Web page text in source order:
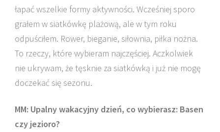
łapać wszelkie formy aktywności. Wcześniej sporo
grałem w siatkówkę plażową, ale w tym roku
odpuściłem. Rower, bieganie, siłownia, piłka nożna.
To rzeczy, które wybieram najczęściej. Aczkolwiek
nie ukrywam, że tęsknie za siatkówką i już nie mogę
doczekać się sezonu.
MM: Upalny wakacyjny dzień, co wybierasz: Basen
czy jezioro?